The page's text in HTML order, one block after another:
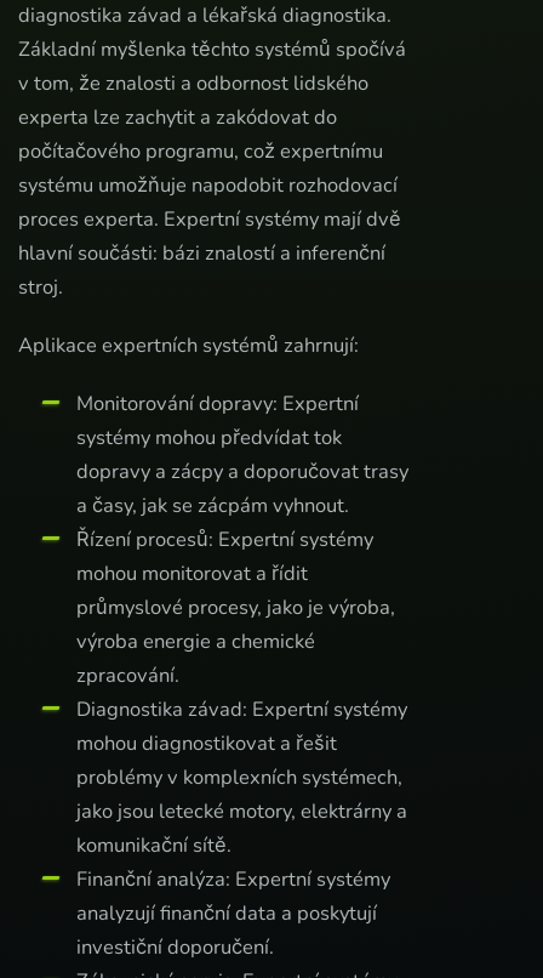
diagnostika závad a lékařská diagnostika.
Základní myšlenka těchto systémů spočívá
v tom, že znalosti a odbornost lidského
experta lze zachytit a zakódovat do
počítačového programu, což expertnímu
systému umožňuje napodobit rozhodovací
proces experta. Expertní systémy mají dvě
hlavní součásti: bázi znalostí a inferenční
stroj.
Aplikace expertních systémů zahrnují:
Monitorování dopravy: Expertní
systémy mohou předvídat tok
dopravy a zácpy a doporučovat trasy
a časy, jak se zácpám vyhnout.
Řízení procesů: Expertní systémy
mohou monitorovat a řídit
průmyslové procesy, jako je výroba,
výroba energie a chemické
zpracování.
Diagnostika závad: Expertní systémy
mohou diagnostikovat a řešit
problémy v komplexních systémech,
jako jsou letecké motory, elektrárny a
komunikační sítě.
Finanční analýza: Expertní systémy
analyzují finanční data a poskytují
investiční doporučení.